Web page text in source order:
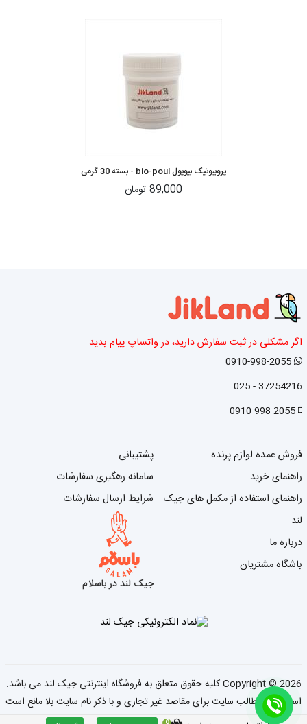
پروبیوتیک بیوپول bio-poul - بسته 30 گرمی
89,000 تومان
اگر مشکلی در ثبت سفارش دارید، در واتساپ پیام بدید
0910-998-2055
37254216 - 025
0910-998-2055
فروش عمده لوازم پرنده
راهنمای خرید
راهنمای استفاده از مکمل های جیک
لند
درباره ما
باشگاه مشتریان
پشتیبانی
سامانه رهگیری سفارشات
شرایط ارسال سفارشات
جیک لند در باسلام
Copyright ©2026 کلیه حقوق متعلق به فروشگاه اینترنتی جیک لند می باشد.
استفاده از مطالب سایت برای مقاصد غیر تجاری و با ذکر نام سایت بلا مانع است